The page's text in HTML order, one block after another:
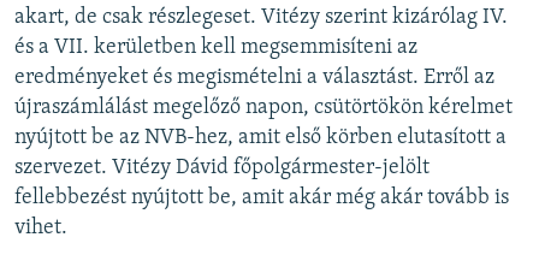
akart, de csak részlegeset. Vitézy szerint kizárólag IV.
és a VII. kerületben kell megsemmisíteni az
eredményeket és megismételni a választást. Erről az
újraszámlálást megelőző napon, csütörtökön kérelmet
nyújtott be az NVB-hez, amit első körben elutasított a
szervezet. Vitézy Dávid főpolgármester-jelölt
fellebbezést nyújtott be, amit akár még akár tovább is
vihet.